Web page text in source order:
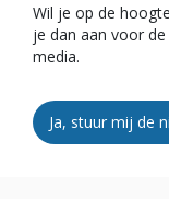
Wil je op de
je dan aan voor
media.
Ja, stuur mij de